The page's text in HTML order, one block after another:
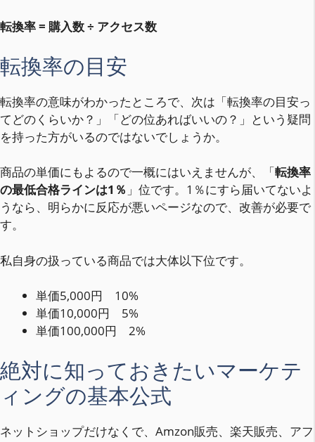
転換率 = 購入数 ÷ アクセス数
転換率の目安
転換率の意味がわかったところで、次は「転換率の目安っ
てどのくらいか？」「どの位あればいいの？」という疑問
を持った方がいるのではないでしょうか。
商品の単価にもよるので一概にはいえませんが、「転換率
の最低合格ラインは1％ 」位です。1％にすら届いてないよ
うなら、明らかに反応が悪いページなので、改善が必要で
す。
私自身の扱っている商品では大体以下位です。
単価5,000円 10%
単価10,000円 5%
単価100,000円 2%
絶対に知っておきたいマーケテ
ィングの基本公式
ネットショップだけなくで、Amzon販売、楽天販売、アフ